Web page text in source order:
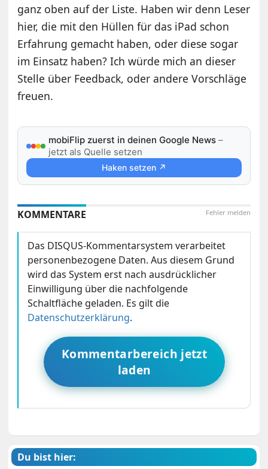
ganz oben auf der Liste. Haben wir denn Leser
hier, die mit den Hüllen für das iPad schon
Erfahrung gemacht haben, oder diese sogar
im Einsatz haben? Ich würde mich an dieser
Stelle über Feedback, oder andere Vorschläge
freuen.
mobiFlip zuerst in deinen Google News –
jetzt als Quelle setzen
Haken setzen ↗
Fehler melden
KOMMENTARE
Das DISQUS-Kommentarsystem verarbeitet
personenbezogene Daten. Aus diesem Grund
wird das System erst nach ausdrücklicher
Einwilligung über die nachfolgende
Schaltfläche geladen. Es gilt die
Datenschutzerklärung.
Kommentarbereich jetzt
laden
Du bist hier: